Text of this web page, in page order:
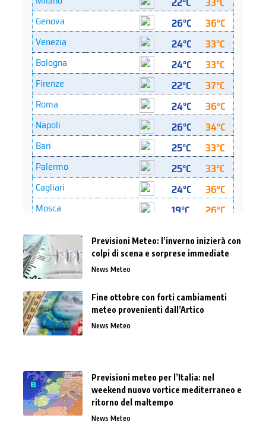
Previsioni Meteo: l’inverno inizierà con
colpi di scena e sorprese immediate
News Meteo
Fine ottobre con forti cambiamenti
meteo provenienti dall’Artico
News Meteo
Previsioni meteo per l’Italia: nel
weekend nuovo vortice mediterraneo e
ritorno del maltempo
News Meteo